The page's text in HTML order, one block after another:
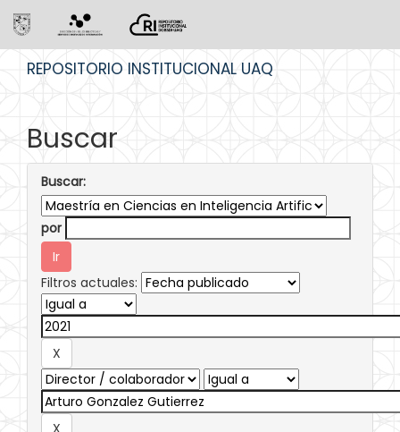
REPOSITORIO INSTITUCIONAL UAQ
Buscar
Buscar:
por
Filtros actuales: